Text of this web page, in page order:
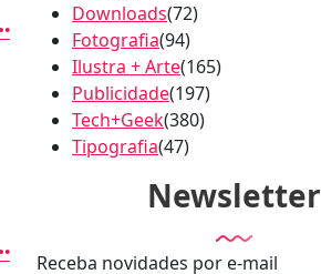
Downloads(72)
Fotografia(94)
Ilustra + Arte(165)
Publicidade(197)
Tech+Geek(380)
Tipografia(47)
Newsletter
Receba novidades por e-mail